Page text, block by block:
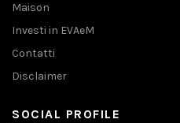
Maison
Investi in EVAeM
Contatti
Disclaimer
SOCIAL PROFILE